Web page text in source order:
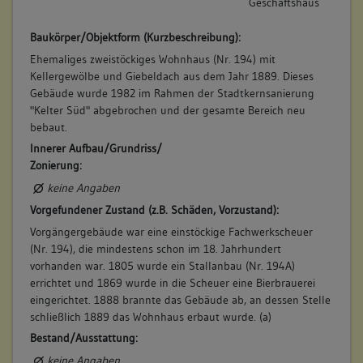
Wohnbauten
Wohn- und Geschäftshaus
erhält Anteil von Köhler
Beschreibung:
Scheuer
Beruf / Amt / Titel:
Weingärtner
Betroffene Gebäudeteile:
keine
7. Besitzer:in:
(1771 - 1781)
Deisinger, Christian
Bemerkung Familie:
Bemerkung Besitz:
Baukörper/Objektform (Kurzbeschreibung):
Ehemaliges zweistöckiges Wohnhaus (Nr. 194) mit
Kellergewölbe und Giebeldach aus dem Jahr 1889. Dieses
Gebäude wurde 1982 im Rahmen der Stadtkernsanierung
"Kelter Süd" abgebrochen und der gesamte Bereich neu
bebaut.
Innerer Aufbau/Grundriss/
Zonierung:
keine Angaben
Vorgefundener Zustand (z.B. Schäden, Vorzustand):
Vorgängergebäude war eine einstöckige Fachwerkscheuer
(Nr. 194), die mindestens schon im 18. Jahrhundert
vorhanden war. 1805 wurde ein Stallanbau (Nr. 194A)
errichtet und 1869 wurde in die Scheuer eine Bierbrauerei
eingerichtet. 1888 brannte das Gebäude ab, an dessen Stelle
schließlich 1889 das Wohnhaus erbaut wurde. (a)
Bestand/Ausstattung: